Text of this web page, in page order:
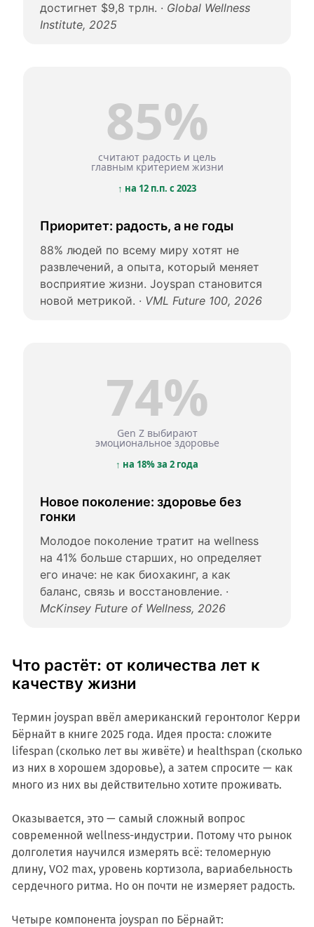
достигнет $9,8 трлн. · Global Wellness
Institute, 2025
85%
считают радость и цель
главным критерием жизни
↑ на 12 п.п. с 2023
Приоритет: радость, а не годы
88% людей по всему миру хотят не
развлечений, а опыта, который меняет
восприятие жизни. Joyspan становится
новой метрикой. · VML Future 100, 2026
74%
Gen Z выбирают
эмоциональное здоровье
↑ на 18% за 2 года
Новое поколение: здоровье без
гонки
Молодое поколение тратит на wellness
на 41% больше старших, но определяет
его иначе: не как биохакинг, а как
баланс, связь и восстановление. ·
McKinsey Future of Wellness, 2026
Что растёт: от количества лет к
качеству жизни
Термин joyspan ввёл американский геронтолог Керри
Бёрнайт в книге 2025 года. Идея проста: сложите
lifespan (сколько лет вы живёте) и healthspan (сколько
из них в хорошем здоровье), а затем спросите — как
много из них вы действительно хотите проживать.
Оказывается, это — самый сложный вопрос
современной wellness-индустрии. Потому что рынок
долголетия научился измерять всё: теломерную
длину, VO2 max, уровень кортизола, вариабельность
сердечного ритма. Но он почти не измеряет радость.
Четыре компонента joyspan по Бёрнайт: